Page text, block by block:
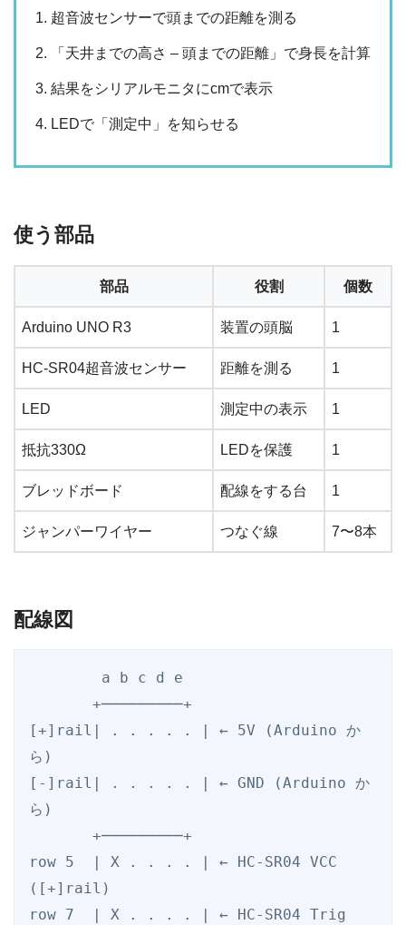
超音波センサーで頭までの距離を測る
「天井までの高さ – 頭までの距離」で身長を計算
結果をシリアルモニタにcmで表示
LEDで「測定中」を知らせる
使う部品
部品 役割 個数
Arduino UNO R3 装置の頭脳 1
HC-SR04超音波センサー 距離を測る 1
LED 測定中の表示 1
抵抗330Ω LEDを保護 1
ブレッドボード 配線をする台 1
ジャンパーワイヤー つなぐ線 7〜8本
配線図
[+]rail| . . . . . | ← 5V (Arduino か
ら)
[-]rail| . . . . . | ← GND (Arduino か
ら)
row 5  | X . . . . | ← HC-SR04 VCC
([+]rail)
row 7  | X . . . . | ← HC-SR04 Trig